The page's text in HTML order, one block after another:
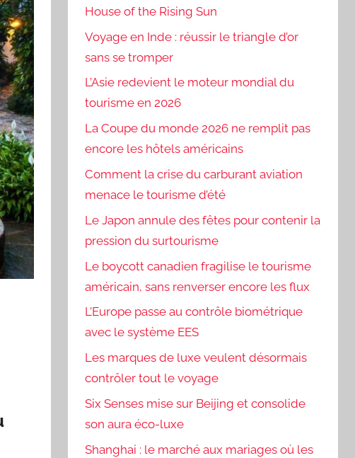
House of the Rising Sun
Voyage en Inde : réussir le triangle d’or
sans se tromper
L’Asie redevient le moteur mondial du
tourisme en 2026
La Coupe du monde 2026 ne remplit pas
encore les hôtels américains
Comment la crise du carburant aviation
menace le tourisme d’été
Le Japon annule des fêtes pour contenir la
pression du surtourisme
Le boycott canadien fragilise le tourisme
américain, sans renverser encore les flux
L’Europe passe au contrôle biométrique
avec le système EES
Les marques de luxe veulent désormais
contrôler tout le voyage
Six Senses mise sur Beijing et consolide
son aura éco-luxe
Shanghai : le marché aux mariages où les